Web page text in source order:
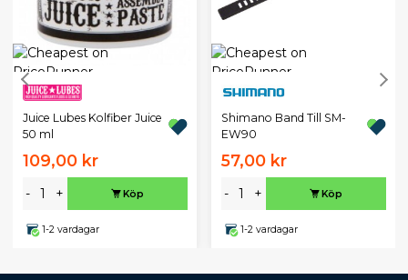
Juice Lubes Kolfiber Juice
50 ml
109,00 kr
- + Köp
1-2 vardagar
Shimano Band Till SM-
EW90
57,00 kr
- + Köp
1-2 vardagar